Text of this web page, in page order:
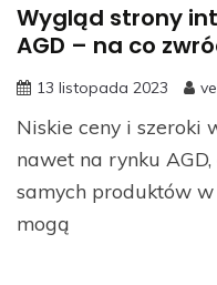
Wygląd strony
AGD – na co
13 listopada 2023
Niskie ceny i szeroki
nawet na rynku
samych produktów
mogą